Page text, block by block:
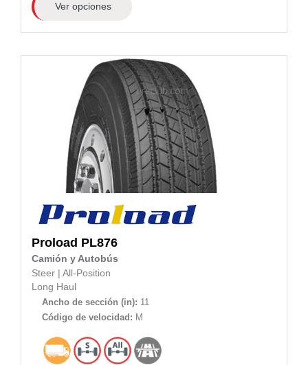
Ver opciones
Proload PL876
Camión y Autobús
Steer
All-Position
Long Haul
Ancho de sección (in): 11
Código de velocidad: M